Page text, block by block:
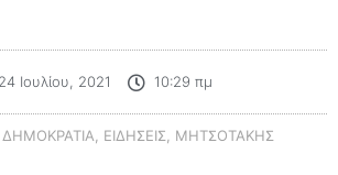
24 Ιουλίου, 2021 10:29 πμ
ΔΗΜΟΚΡΑΤΙΑ, ΕΙΔΗΣΕΙΣ, ΜΗΤΣΟΤΑΚΗΣ